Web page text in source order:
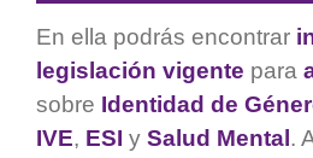
En ella podrás encontrar
legislación vigente para
sobre Identidad de
IVE, ESI y Salud Mental .